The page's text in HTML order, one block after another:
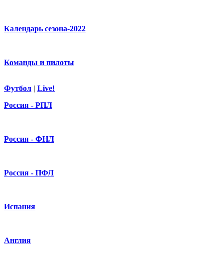
Календарь сезона-2022
Команды и пилоты
Футбол | Live!
Россия - РПЛ
Россия - ФНЛ
Россия - ПФЛ
Испания
Англия